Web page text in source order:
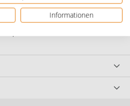
GLORIA GmbH |
Wadersloh, Deutschland
Informationen